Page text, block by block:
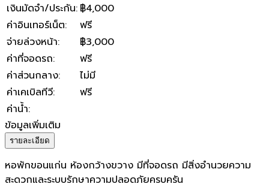
เงินมัดจำ/ประกัน: ฿4,000
ค่าอินเทอร์เน็ต:
ฟรี
จ่ายล่วงหน้า:
฿3,000
ค่าที่จอดรถ:
ฟรี
ค่าส่วนกลาง:
ไม่มี
ค่าเคเบิลทีวี:
ฟรี
ค่าน้ำ:
ข้อมูลเพิ่มเติม
รายละเอียด
หอพักขอนแก่น ห้องกว้างขวาง มีที่จอดรถ มีสิ่งอำนวยความ
สะดวกและระบบรักษาความปลอดภัยครบครัน